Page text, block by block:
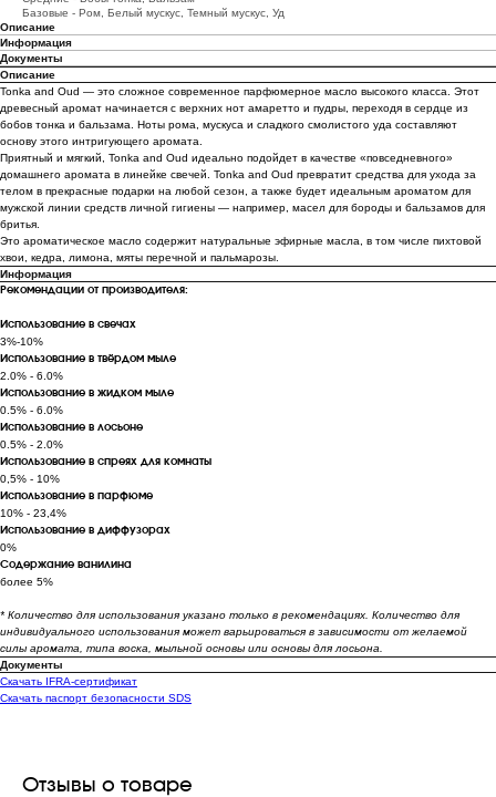
Базовые - Ром, Белый мускус, Темный мускус, Уд
Описание
Информация
Документы
Описание
Tonka and Oud — это сложное современное парфюмерное масло высокого класса. Этот
древесный аромат начинается с верхних нот амаретто и пудры, переходя в сердце из
бобов тонка и бальзама. Ноты рома, мускуса и сладкого смолистого уда составляют
основу этого интригующего аромата.
Приятный и мягкий, Tonka and Oud идеально подойдет в качестве «повседневного»
домашнего аромата в линейке свечей. Tonka and Oud превратит средства для ухода за
телом в прекрасные подарки на любой сезон, а также будет идеальным ароматом для
мужской линии средств личной гигиены — например, масел для бороды и бальзамов для
бритья.
Это ароматическое масло содержит натуральные эфирные масла, в том числе пихтовой
хвои, кедра, лимона, мяты перечной и пальмарозы.
Информация
Рекомендации от производителя:
Использование в свечах
3%-10%
Использование в твёрдом мыле
2.0% - 6.0%
Использование в жидком мыле
0.5% - 6.0%
Использование в лосьоне
0.5% - 2.0%
Использование в спреях для комнаты
0,5% - 10%
Использование в парфюме
10% - 23,4%
Использование в диффузорах
0%
Содержание ванилина
более 5%
* Количество для использования указано только в рекомендациях. Количество для
индивидуального использования может варьироваться в зависимости от желаемой
силы аромата, типа воска, мыльной основы или основы для лосьона.
Документы
Скачать IFRA-сертификат
Скачать паспорт безопасности SDS
Отзывы о товаре